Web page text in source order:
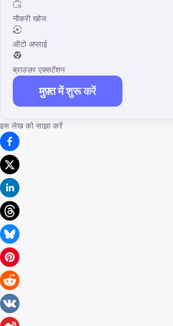
नौकरी खोज
ऑटो अप्लाई
ब्राउज़र एक्सटेंशन
मुफ़्त में शुरू करें
इस लेख को साझा करें